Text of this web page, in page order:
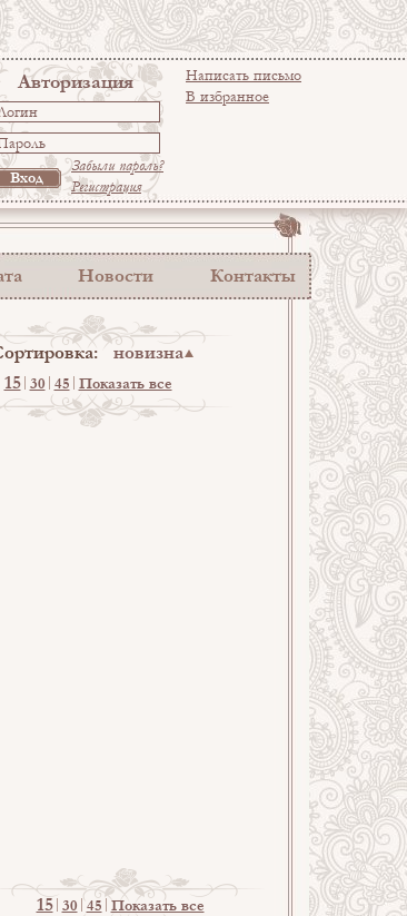
Авторизация
Забыли пароль?
Регистрация
Написать письмо
В избранное
Новости Контакты
новизна
15 30 45 Показать все
15 30 45 Показать все